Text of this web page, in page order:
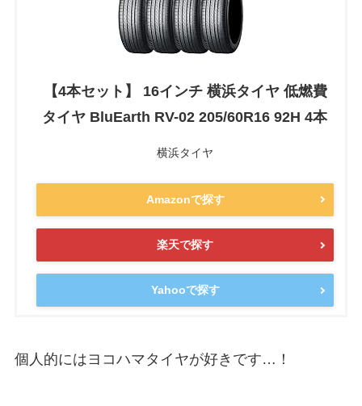
【4本セット】 16インチ 横浜タイヤ 低燃費
タイヤ BluEarth RV-02 205/60R16 92H 4本
横浜タイヤ
Amazonで探す
楽天で探す
Yahooで探す
個人的にはヨコハマタイヤが好きです…！